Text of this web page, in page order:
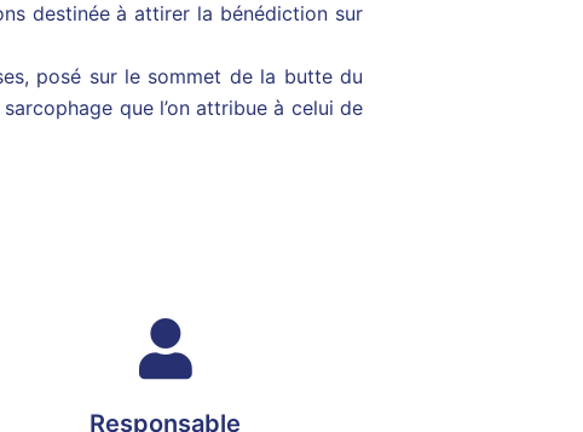
destinée à attirer la bénédiction sur
posé sur le sommet de la butte du
que l’on attribue à celui de
Responsable